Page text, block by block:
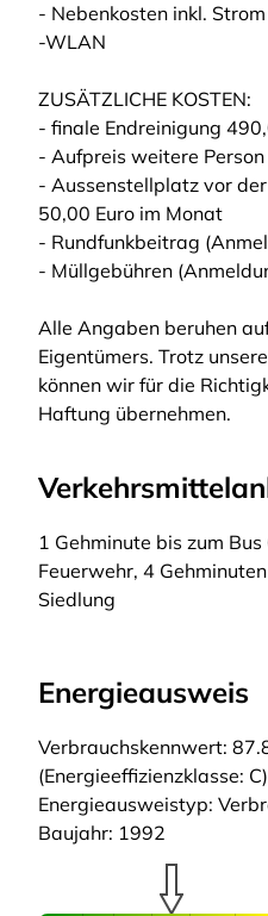
- Nebenkosten inkl. Strom
-WLAN
ZUSÄTZLICHE KOSTEN:
- finale Endreinigung
- Aufpreis weitere
- Aussenstellplatz vor
50,00 Euro im Monat
- Rundfunkbeitrag
- Müllgebühren
Alle Angaben beruhen
Eigentümers. Trotz
können wir für die
Haftung übernehmen.
1 Gehminute bis zum
Feuerwehr, 4
Siedlung
Energieausweis
Verbrauchskennwert:
(Energieeffizienzklasse: C)
Energieausweistyp:
Baujahr: 1992